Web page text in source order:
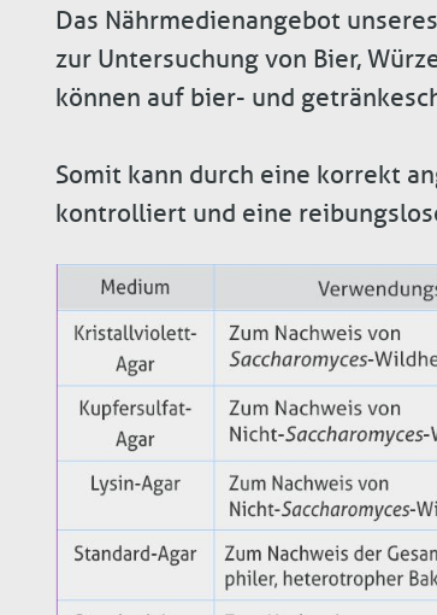
Das Nährmedienangebot unseres
zur Untersuchung von Bier,
können auf bier- und
Somit kann durch eine korrekt
kontrolliert und eine